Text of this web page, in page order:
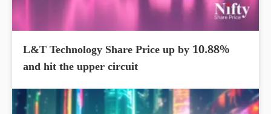
L&T Technology Share Price up by 10.88%
and hit the upper circuit